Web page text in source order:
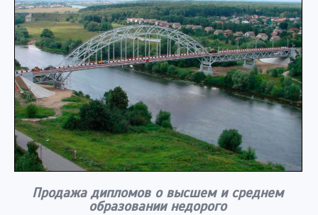
Продажа дипломов о высшем и среднем
образовании недорого